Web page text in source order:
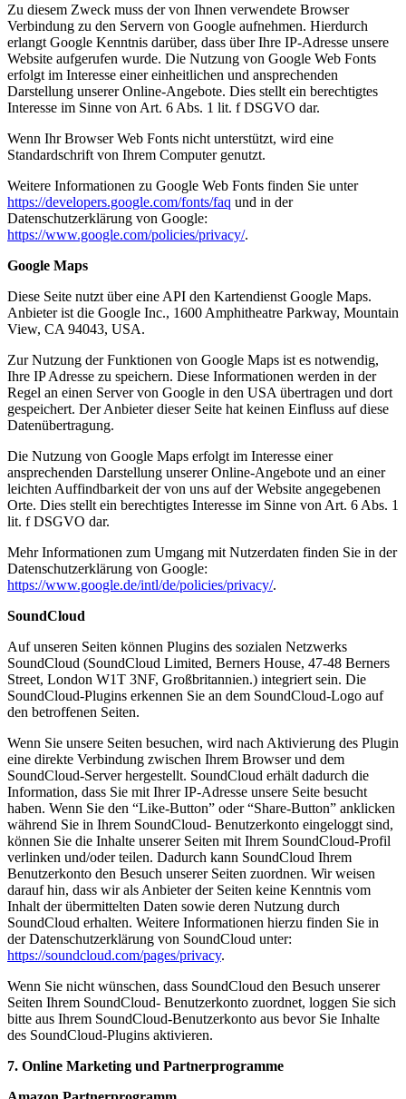
Zu diesem Zweck muss der von Ihnen verwendete Browser
Verbindung zu den Servern von Google aufnehmen. Hierdurch
erlangt Google Kenntnis darüber, dass über Ihre IP-Adresse unsere
Website aufgerufen wurde. Die Nutzung von Google Web Fonts
erfolgt im Interesse einer einheitlichen und ansprechenden
Darstellung unserer Online-Angebote. Dies stellt ein berechtigtes
Interesse im Sinne von Art. 6 Abs. 1 lit. f DSGVO dar.
Wenn Ihr Browser Web Fonts nicht unterstützt, wird eine
Standardschrift von Ihrem Computer genutzt.
Weitere Informationen zu Google Web Fonts finden Sie unter
https://developers.google.com/fonts/faq und in der
Datenschutzerklärung von Google:
https://www.google.com/policies/privacy/.
Google Maps
Diese Seite nutzt über eine API den Kartendienst Google Maps.
Anbieter ist die Google Inc., 1600 Amphitheatre Parkway, Mountain
View, CA 94043, USA.
Zur Nutzung der Funktionen von Google Maps ist es notwendig,
Ihre IP Adresse zu speichern. Diese Informationen werden in der
Regel an einen Server von Google in den USA übertragen und dort
gespeichert. Der Anbieter dieser Seite hat keinen Einfluss auf diese
Datenübertragung.
Die Nutzung von Google Maps erfolgt im Interesse einer
ansprechenden Darstellung unserer Online-Angebote und an einer
leichten Auffindbarkeit der von uns auf der Website angegebenen
Orte. Dies stellt ein berechtigtes Interesse im Sinne von Art. 6 Abs. 1
lit. f DSGVO dar.
Mehr Informationen zum Umgang mit Nutzerdaten finden Sie in der
Datenschutzerklärung von Google:
https://www.google.de/intl/de/policies/privacy/.
SoundCloud
Auf unseren Seiten können Plugins des sozialen Netzwerks
SoundCloud (SoundCloud Limited, Berners House, 47-48 Berners
Street, London W1T 3NF, Großbritannien.) integriert sein. Die
SoundCloud-Plugins erkennen Sie an dem SoundCloud-Logo auf
den betroffenen Seiten.
Wenn Sie unsere Seiten besuchen, wird nach Aktivierung des Plugin
eine direkte Verbindung zwischen Ihrem Browser und dem
SoundCloud-Server hergestellt. SoundCloud erhält dadurch die
Information, dass Sie mit Ihrer IP-Adresse unsere Seite besucht
haben. Wenn Sie den “Like-Button” oder “Share-Button” anklicken
während Sie in Ihrem SoundCloud- Benutzerkonto eingeloggt sind,
können Sie die Inhalte unserer Seiten mit Ihrem SoundCloud-Profil
verlinken und/oder teilen. Dadurch kann SoundCloud Ihrem
Benutzerkonto den Besuch unserer Seiten zuordnen. Wir weisen
darauf hin, dass wir als Anbieter der Seiten keine Kenntnis vom
Inhalt der übermittelten Daten sowie deren Nutzung durch
SoundCloud erhalten. Weitere Informationen hierzu finden Sie in
der Datenschutzerklärung von SoundCloud unter:
https://soundcloud.com/pages/privacy.
Wenn Sie nicht wünschen, dass SoundCloud den Besuch unserer
Seiten Ihrem SoundCloud- Benutzerkonto zuordnet, loggen Sie sich
bitte aus Ihrem SoundCloud-Benutzerkonto aus bevor Sie Inhalte
des SoundCloud-Plugins aktivieren.
7. Online Marketing und Partnerprogramme